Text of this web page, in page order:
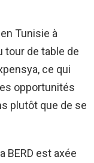
Tunisie à
tour de table de
ce qui
opportunités
plutôt que de se
BERD est axée